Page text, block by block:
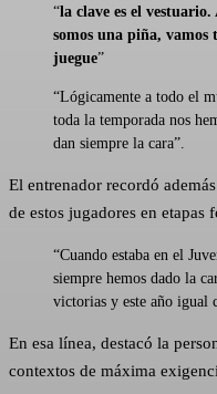
“la clave es el
somos una piña,
juegue”
“Lógicamente a todo el
toda la temporada nos
dan siempre la cara”.
El entrenador recordó
de estos jugadores en etapas
“Cuando estaba en el
siempre hemos dado la
victorias y este año igual
En esa línea, destacó la
contextos de máxima